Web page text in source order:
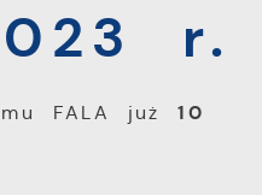
r.
FALA już10